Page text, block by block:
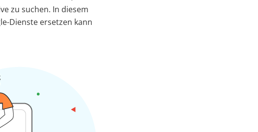
zu suchen. In diesem
Dienste ersetzen kann